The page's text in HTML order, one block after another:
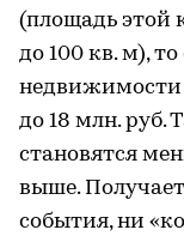
(площадь этой
до 100 кв. м),
недвижимости
до 18 млн. руб.
становятся
выше.
события, ни